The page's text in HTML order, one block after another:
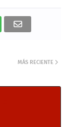
MÁS RECIENTE